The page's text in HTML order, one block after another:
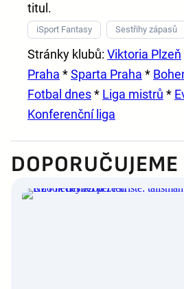
titul.
iSport Fantasy Sestřihy zápasů
Stránky klubů: Viktoria Plzeň
Praha *Sparta Praha *
Fotbal dnes* Liga mistrů *
Konferenční liga
DOPORUČUJEME